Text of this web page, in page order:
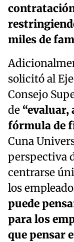
miles de
solicitó al
Consejo
de
fórmula de
Cuna
perspectiva
centrarse
los
puede
para los
que pensar